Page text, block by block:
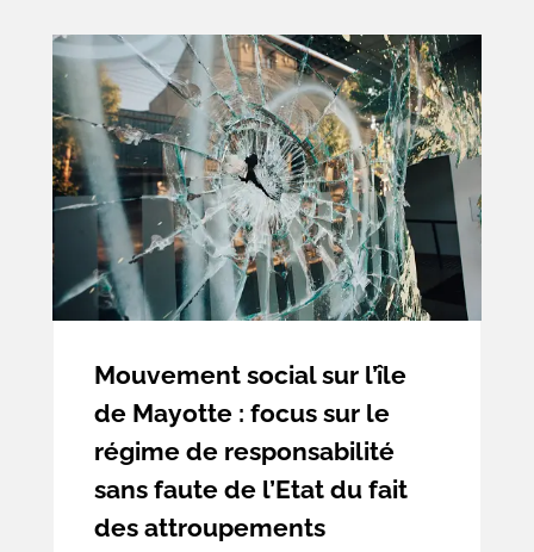
Mascareignes, au nord du tropique du
Capricorne dans l’Océan Indien et sur
laquelle se situe le volcan, encore actif,
du Piton de la Fournaise.
Mouvement social sur l’île
de Mayotte : focus sur le
régime de responsabilité
sans faute de l’Etat du fait
des attroupements